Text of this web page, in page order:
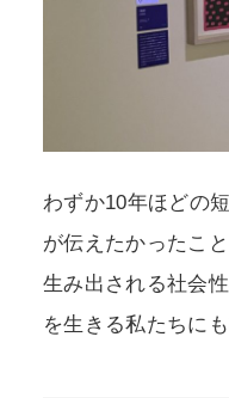
わずか10年ほどの
が伝えたかったこ
生み出される社会
を生きる私たちに